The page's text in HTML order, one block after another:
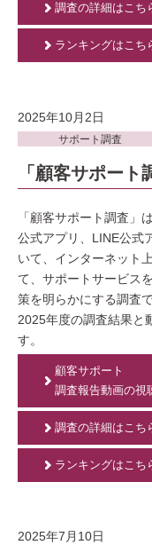
調査の詳細はこち
ランキングはこち
2025年10月2日
サポート調査
「顧客サポー
「顧客サポート調査」
公式アプリ、LINE公式
いて、インターネット
て、サポートサービス
策を明らかにする調査で
2025年度の調査結果と
す。
顧客サポート
調査報告動画の視
調査の詳細はこち
ランキングはこち
2025年7月10日